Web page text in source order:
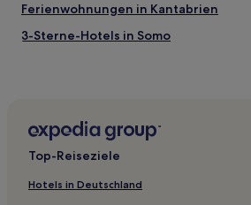
Ferienwohnungen in Kantabrien
3-Sterne-Hotels in Somo
3-Sterne-Hotels in Valle de Cabuerniga
Los Llaos: Hotels
Top-Reiseziele
Hotels in Deutschland